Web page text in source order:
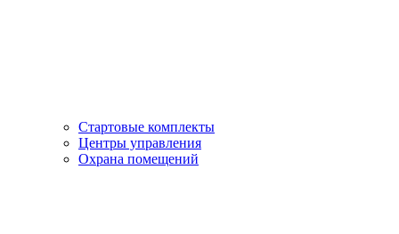
Стартовые комплекты
Центры управления
Охрана помещений